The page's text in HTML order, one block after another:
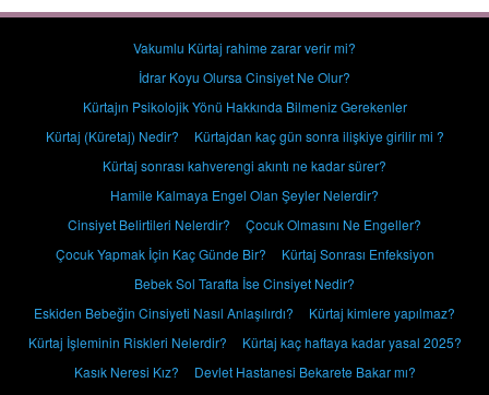
Vakumlu Kürtaj rahime zarar verir mi?
İdrar Koyu Olursa Cinsiyet Ne Olur?
Kürtajın Psikolojik Yönü Hakkında Bilmeniz Gerekenler
Kürtaj (Küretaj) Nedir?
Kürtajdan kaç gün sonra ilişkiye girilir mi ?
Kürtaj sonrası kahverengi akıntı ne kadar sürer?
Hamile Kalmaya Engel Olan Şeyler Nelerdir?
Cinsiyet Belirtileri Nelerdir?
Çocuk Olmasını Ne Engeller?
Çocuk Yapmak İçin Kaç Günde Bir?
Kürtaj Sonrası Enfeksiyon
Bebek Sol Tarafta İse Cinsiyet Nedir?
Eskiden Bebeğin Cinsiyeti Nasıl Anlaşılırdı?
Kürtaj kimlere yapılmaz?
Kürtaj İşleminin Riskleri Nelerdir?
Kürtaj kaç haftaya kadar yasal 2025?
Kasık Neresi Kız?
Devlet Hastanesi Bekarete Bakar mı?